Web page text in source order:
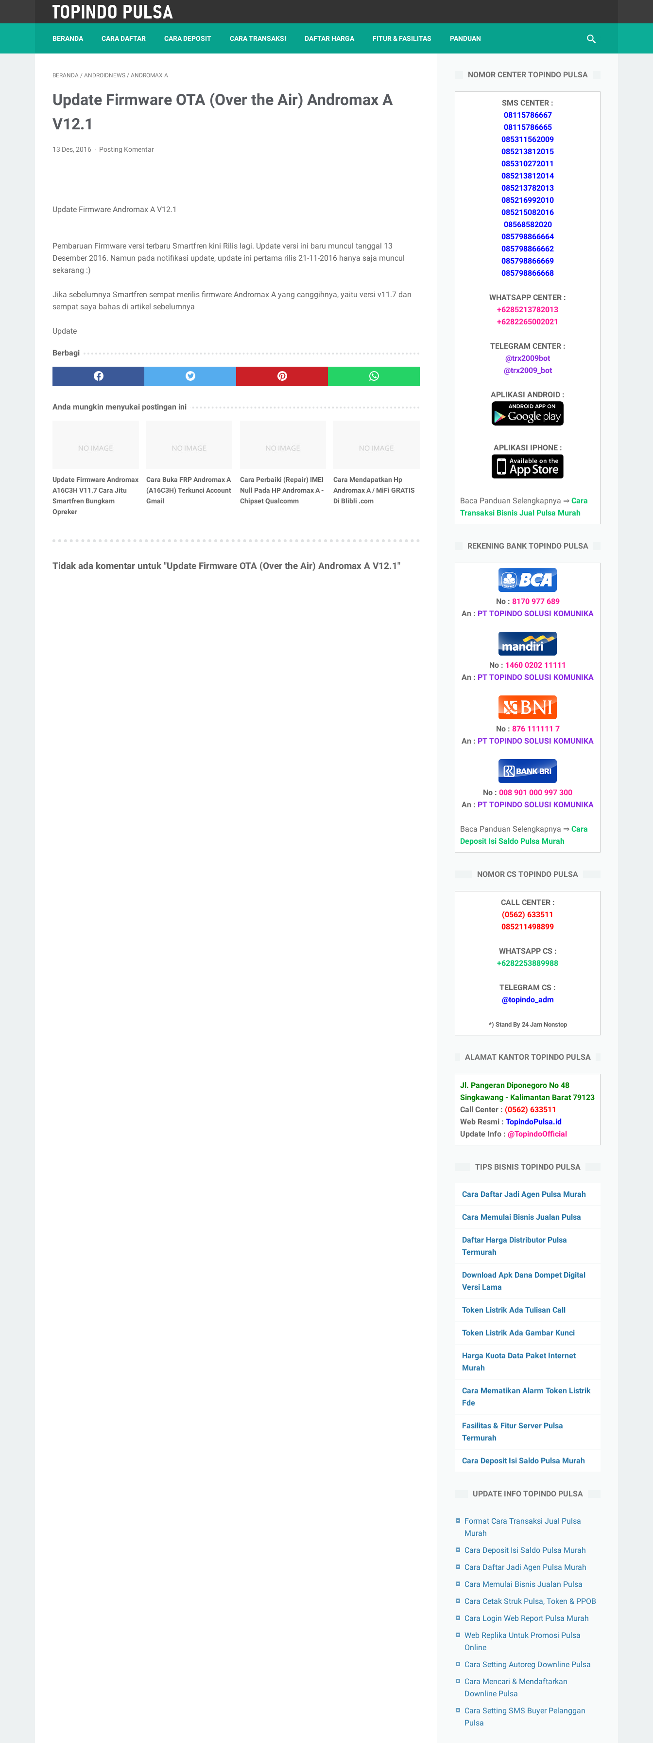
BERANDA CARA DAFTAR CARA DEPOSIT CARA TRANSAKSI DAFTAR HARGA FITUR & FASILITAS PANDUAN
BERANDA / ANDROIDNEWS / ANDROMAX A
Update Firmware OTA (Over the Air) Andromax A
V12.1
13 Des, 2016 Posting Komentar
Update Firmware Andromax A V12.1
Pembaruan Firmware versi terbaru Smartfren kini Rilis lagi. Update versi ini baru muncul tanggal 13
Desember 2016. Namun pada notifikasi update, update ini pertama rilis 21-11-2016 hanya saja muncul
sekarang :)
Jika sebelumnya Smartfren sempat merilis firmware Andromax A yang canggihnya, yaitu versi v11.7 dan
sempat saya bahas di artikel sebelumnya
Update
Berbagi
Anda mungkin menyukai postingan ini
Update Firmware Andromax
A16C3H V11.7 Cara Jitu
Smartfren Bungkam
Opreker
Cara Buka FRP Andromax A
(A16C3H) Terkunci Account
Gmail
Cara Perbaiki (Repair) IMEI
Null Pada HP Andromax A -
Chipset Qualcomm
Cara Mendapatkan Hp
Andromax A / MiFi GRATIS
Di Blibli .com
Tidak ada komentar untuk "Update Firmware OTA (Over the Air) Andromax A V12.1"
NOMOR CENTER TOPINDO PULSA
SMS CENTER :
08115786667
08115786665
085311562009
085213812015
085310272011
085213812014
085213782013
085216992010
085215082016
08568582020
085798866664
085798866662
085798866669
085798866668
WHATSAPP CENTER :
+6285213782013
+6282265002021
TELEGRAM CENTER :
@trx2009bot
@trx2009_bot
APLIKASI ANDROID :
APLIKASI IPHONE :
Baca Panduan Selengkapnya ⇒ Cara
Transaksi Bisnis Jual Pulsa Murah
REKENING BANK TOPINDO PULSA
No : 8170 977 689
An : PT TOPINDO SOLUSI KOMUNIKA
No : 1460 0202 11111
An : PT TOPINDO SOLUSI KOMUNIKA
No : 876 111111 7
An : PT TOPINDO SOLUSI KOMUNIKA
No : 008 901 000 997 300
An : PT TOPINDO SOLUSI KOMUNIKA
Baca Panduan Selengkapnya ⇒ Cara
Deposit Isi Saldo Pulsa Murah
NOMOR CS TOPINDO PULSA
CALL CENTER :
(0562) 633511
085211498899
WHATSAPP CS :
+6282253889988
TELEGRAM CS :
@topindo_adm
*) Stand By 24 Jam Nonstop
ALAMAT KANTOR TOPINDO PULSA
Jl. Pangeran Diponegoro No 48
Singkawang - Kalimantan Barat 79123
Call Center : (0562) 633511
Web Resmi : TopindoPulsa.id
Update Info : @TopindoOfficial
TIPS BISNIS TOPINDO PULSA
Cara Daftar Jadi Agen Pulsa Murah
Cara Memulai Bisnis Jualan Pulsa
Daftar Harga Distributor Pulsa
Termurah
Download Apk Dana Dompet Digital
Versi Lama
Token Listrik Ada Tulisan Call
Token Listrik Ada Gambar Kunci
Harga Kuota Data Paket Internet
Murah
Cara Mematikan Alarm Token Listrik
Fde
Fasilitas & Fitur Server Pulsa
Termurah
Cara Deposit Isi Saldo Pulsa Murah
UPDATE INFO TOPINDO PULSA
Format Cara Transaksi Jual Pulsa
Murah
Cara Deposit Isi Saldo Pulsa Murah
Cara Daftar Jadi Agen Pulsa Murah
Cara Memulai Bisnis Jualan Pulsa
Cara Cetak Struk Pulsa, Token & PPOB
Cara Login Web Report Pulsa Murah
Web Replika Untuk Promosi Pulsa
Online
Cara Setting Autoreg Downline Pulsa
Cara Mencari & Mendaftarkan
Downline Pulsa
Cara Setting SMS Buyer Pelanggan
Pulsa